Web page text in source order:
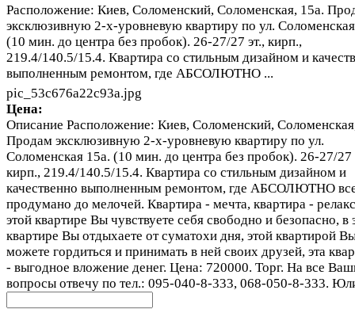
Расположение: Киев, Соломенский, Соломенская, 15а.
эксклюзивную 2-х-уровневую квартиру по ул.
(10 мин. до центра без пробок). 26-27/27 эт., кирп.,
219.4/140.5/15.4. Квартира со стильным дизайном и
выполненным ремонтом, где АБСОЛЮТНО ...
pic_53c676a22c93a.jpg
Цена:
Описание Расположение: Киев, Соломенский,
Продам эксклюзивную 2-х-уровневую квартиру по ул.
Соломенская 15а. (10 мин. до центра без пробок). 26-27/27
кирп., 219.4/140.5/15.4. Квартира со стильным дизайном и
качественно выполненным ремонтом, где АБСОЛЮТНО
продумано до мелочей. Квартира - мечта, квартира -
этой квартире Вы чувствуете себя свободно и безопасно, в
квартире Вы отдыхаете от суматохи дня, этой квартирой
можете гордиться и принимать в ней своих друзей, эта
- выгодное вложение денег. Цена: 720000. Торг. На все
вопросы отвечу по тел.: 095-040-8-333, 068-050-8-333.